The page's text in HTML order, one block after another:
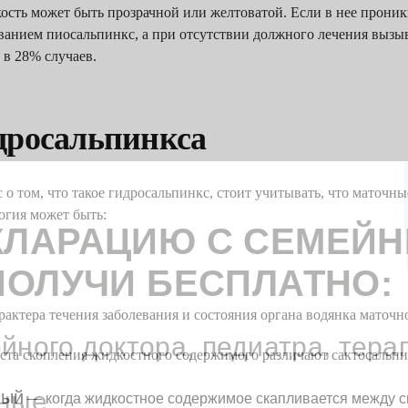
может быть прозрачной или желтоватой. Если в нее
пиосальпинкс, а при отсутствии должного лечения
28% случаев.
о том, что такое гидросальпинкс, стоит учитывать, что
может быть:
течения заболевания и состояния органа водянка
скопления жидкостного содержимого различают
— когда жидкостное содержимое скапливается между
С
БЕСПЛАТНО:
доктора, педиатра,